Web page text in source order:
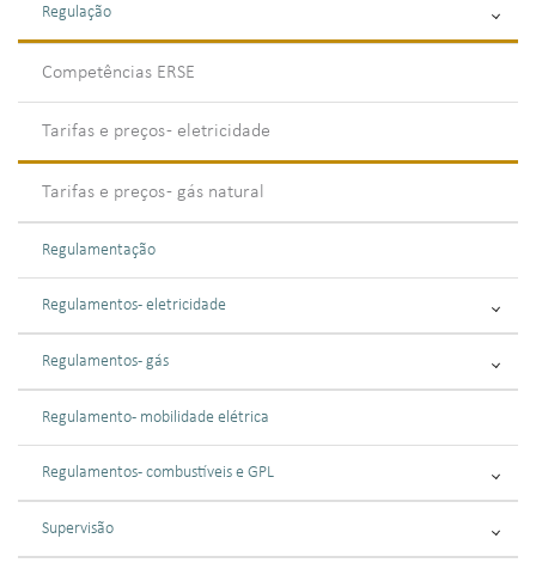
Regulação
Competências ERSE
Tarifas e preços - eletricidade
Tarifas e preços - gás natural
Regulamentação
Regulamentos - eletricidade
Regulamentos - gás
Regulamento - mobilidade elétrica
Regulamentos - combustíveis e GPL
Supervisão